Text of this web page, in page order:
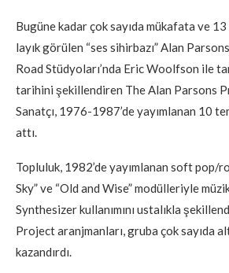
Bugüne kadar çok sayıda mükafata ve 13
layık görülen “ses sihirbazı” Alan
Road Stüdyoları’nda Eric Woolfson ile
tarihini şekillendiren The Alan Parsons
Sanatçı, 1976-1987’de yayımlanan 10
attı.
Topluluk, 1982’de yayımlanan soft pop/
Sky” ve “Old and Wise” modülleriyle
Synthesizer kullanımını ustalıkla
Project aranjmanları, gruba çok sayıda
kazandırdı.